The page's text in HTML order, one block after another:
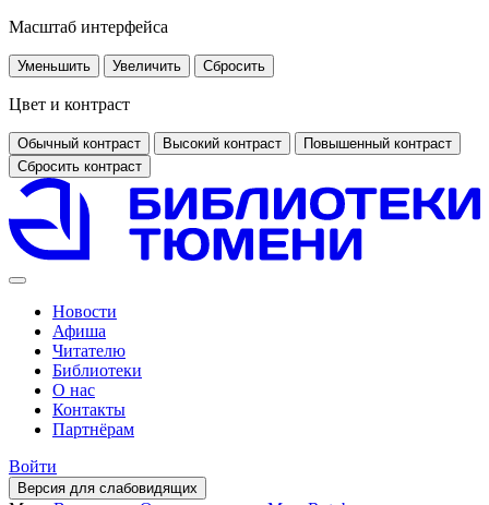
Масштаб интерфейса
Уменьшить Увеличить Сбросить
Цвет и контраст
Обычный контраст Высокий контраст
Повышенный контраст
Сбросить контраст
Новости
Афиша
Читателю
Библиотеки
О нас
Контакты
Партнёрам
Войти
Версия для слабовидящих